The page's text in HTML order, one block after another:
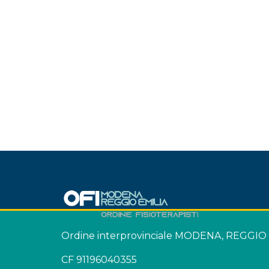
Ordine interprovinciale MODENA, REGGIO
CF 91196040355